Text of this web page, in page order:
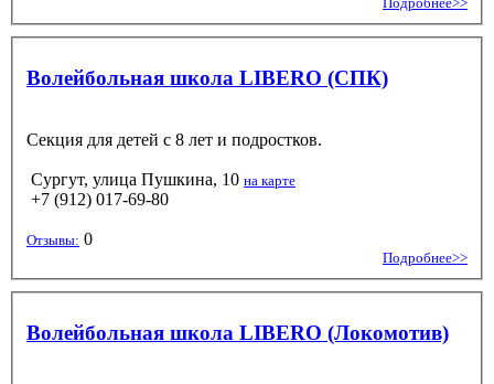
Волейбольная школа LIBERO (СПК)
Секция для детей с 8 лет и подростков.
Сургут, улица Пушкина, 10 на карте
+7 (912) 017-69-80
Отзывы: 0
Подробнее>>
Волейбольная школа LIBERO (Локомотив)